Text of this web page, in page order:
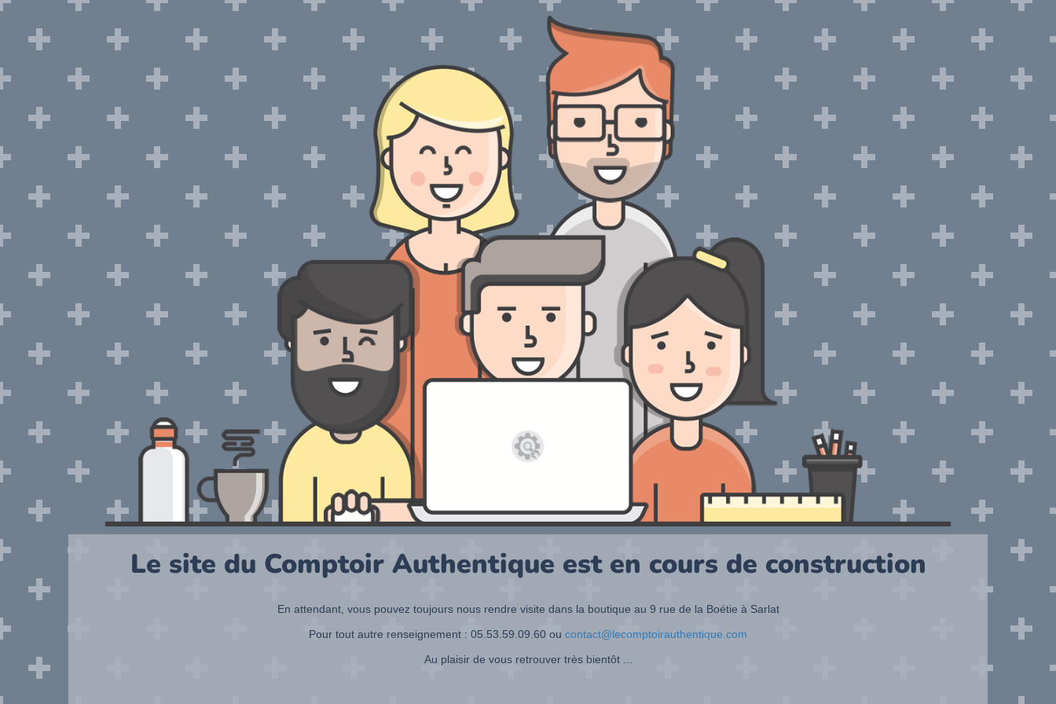
Le site du Comptoir Authentique est en cours de construction
En attendant, vous pouvez toujours nous rendre visite dans la boutique au 9 rue de la Boétie à Sarlat
Pour tout autre renseignement : 05.53.59.09.60 ou contact@lecomptoirauthentique.com
Au plaisir de vous retrouver très bientôt ...